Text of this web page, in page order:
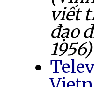
viết
đạo
1956)